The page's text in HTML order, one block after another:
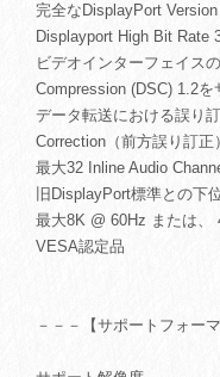
完全なDisplayPort Version
Displayport High Bit Rate
ビデオインターフェイス
Compression (DSC) 1.2を
データ転送における誤り
Correction（前方誤り訂正
最大32 Inline Audio
旧DisplayPort標準との下
最大8K @ 60Hz または、
VESA認定品
－－－【サポートフォー